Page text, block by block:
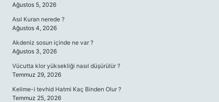
Ağustos 5, 2026
Asıl Kuran nerede ?
Ağustos 4, 2026
Akdeniz sosun içinde ne var ?
Ağustos 3, 2026
Vücutta klor yüksekliği nasıl düşürülür ?
Temmuz 29, 2026
Kelime-i tevhid Hatmi Kaç Binden Olur ?
Temmuz 25, 2026